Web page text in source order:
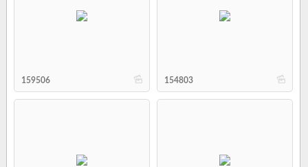
b
159506 b
154803